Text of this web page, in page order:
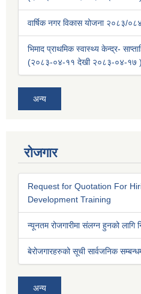
वार्षिक नगर विकास योजना २०८३/०८४
भिमाद प्राथमिक स्वास्थ्य केन्द्र-
(२०८३-०४-११ देखी २०८३-०४-१७ )
अन्य
रोजगार
Request for Quotation For
Development Training
न्यूनतम रोजगारीमा संलग्न हुनको लागि
बेरोजगारहरुको सूची सार्वजनिक
अन्य